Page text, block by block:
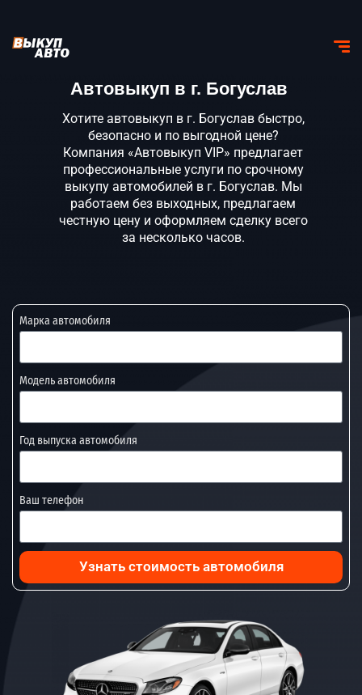
Автовыкуп в г. Богуслав
Хотите автовыкуп в г. Богуслав быстро,
безопасно и по выгодной цене?
Компания «Автовыкуп VIP» предлагает
профессиональные услуги по срочному
выкупу автомобилей в г. Богуслав. Мы
работаем без выходных, предлагаем
честную цену и оформляем сделку всего
за несколько часов.
Марка автомобиля
Модель автомобиля
Год выпуска автомобиля
Ваш телефон
Узнать стоимость автомобиля